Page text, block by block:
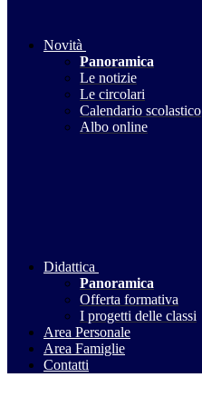
Novità
Panoramica
Le notizie
Le circolari
Calendario scolastico
Albo online
Didattica
Panoramica
Offerta formativa
I progetti delle classi
Area Personale
Area Famiglie
Contatti